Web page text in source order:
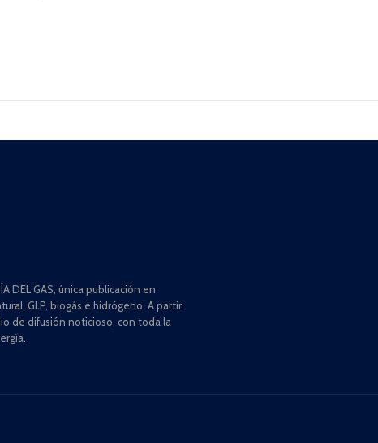
DEL GAS, única publicación en
GLP, biogás e hidrógeno. A partir
de difusión noticioso, con toda la